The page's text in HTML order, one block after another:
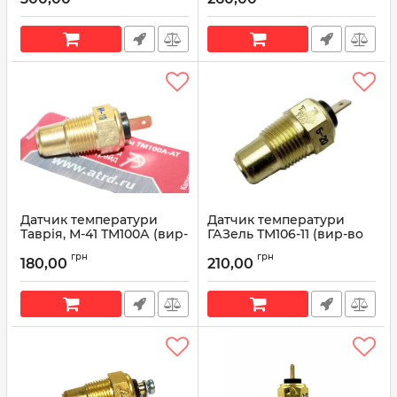
Артикул: 40.5213 Артикул: 423.3828-02
Датчик температури
Таврія, М-41 ТМ100А (вир-
Артикул: ТМ100А
180,00 грн
Датчик температури
ГАЗель ТМ106-11 (вир-во
Артикул: ТМ106-11
210,00 грн